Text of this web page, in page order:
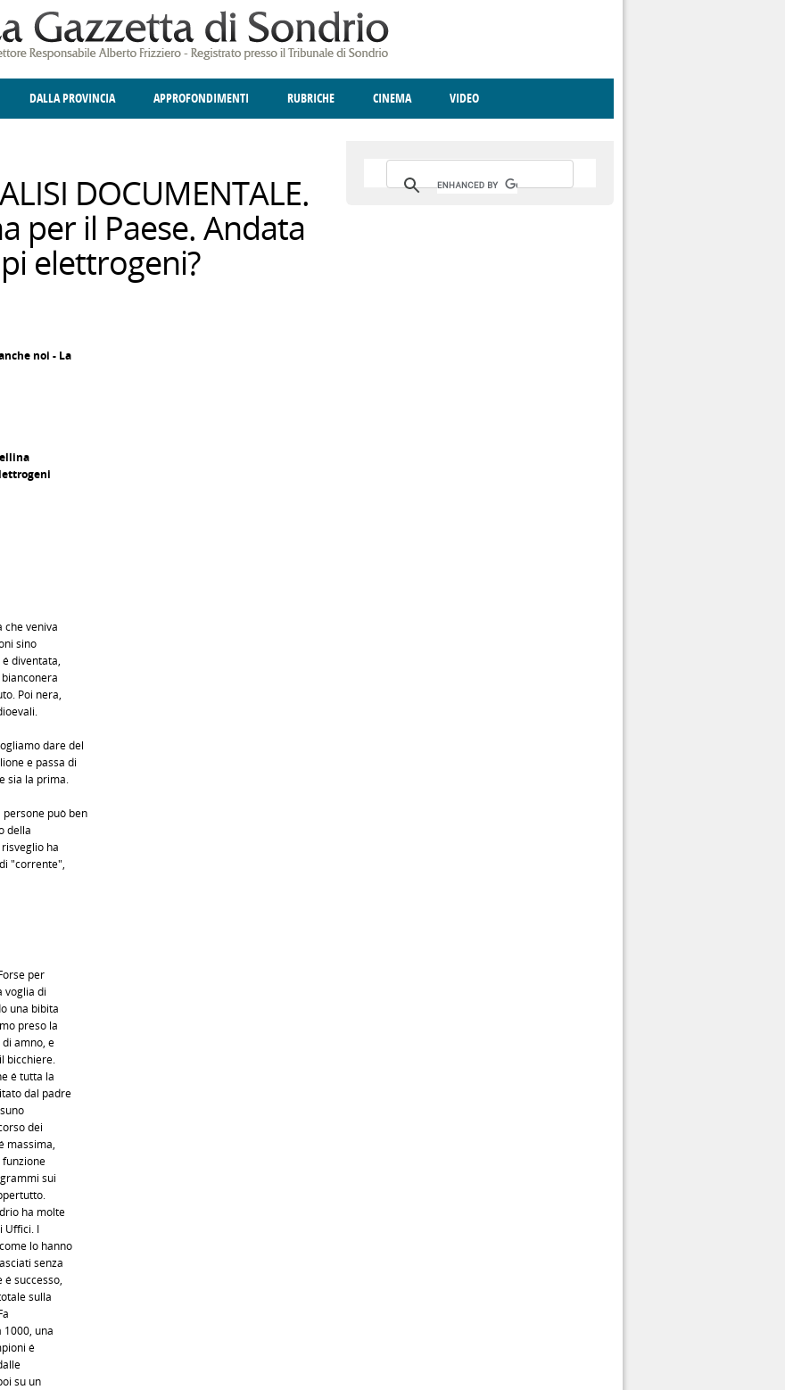
DALLA PROVINCIA APPROFONDIMENTI RUBRICHE CINEMA VIDEO
DOCUMENTALE.
per il Paese. Andata
elettrogeni?
noi - La
che veniva
sino
diventata,
Poi nera,
dare del
e passa di
sia la prima.
può ben
della
ha
"corrente",
per
voglia di
una bibita
preso la
amno, e
bicchiere.
é tutta la
dal padre
dei
massima,
sui
ha molte
Uffici. I
lo hanno
senza
successo,
sulla
una
é
su un